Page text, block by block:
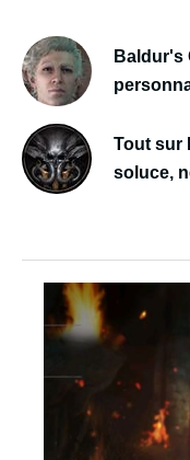
Baldur's
Tout sur
soluce,